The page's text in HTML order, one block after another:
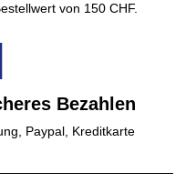
von 150 CHF.
Bezahlen
Paypal, Kreditkarte